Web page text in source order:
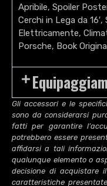
Apribile, Spoiler
Cerchi in Lega da
Elettricamente,
Porsche, Book
Gli accessori e le
sono da considerarsi
fatti per garantire
potrebbero essere
affidarsi a tali
qualunque elemento o
decisione di acquistare
caratteristiche